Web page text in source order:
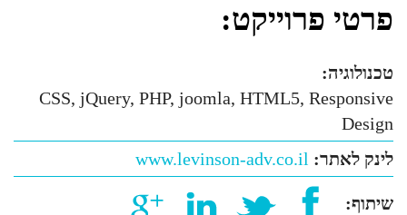
פרטי פרוייקט:
טכנולוגיה:
CSS, jQuery, PHP, joomla, HTML5, Responsive
Design
לינק לאתר: www.levinson-adv.co.il
שיתוף: